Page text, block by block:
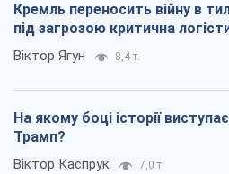
Кремль переносить війну в
під загрозою критична
Віктор Ягун 8,4 т.
На якому боці історії
Трамп?
Віктор Каспрук 7,0 т.